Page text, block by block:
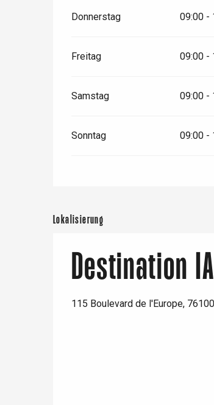
Rouen
Donnerstag 09:00 -
Freitag 09:00 -
Samstag 09:00 -
Sonntag 09:00 -
Lokalisierung
Destination
115 Boulevard de l'Europe,